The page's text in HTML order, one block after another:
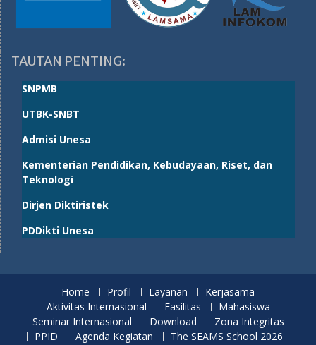
TAUTAN PENTING:
SNPMB
UTBK-SNBT
Admisi Unesa
Kementerian Pendidikan, Kebudayaan, Riset, dan
Teknologi
Dirjen Diktiristek
PDDikti Unesa
Home Profil Layanan
Kerjasama
Aktivitas Internasional
Fasilitas
Mahasiswa
Seminar Internasional
Download
Zona Integritas
PPID
Agenda Kegiatan
The SEAMS School 2026